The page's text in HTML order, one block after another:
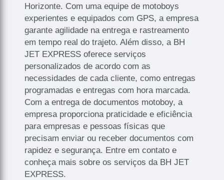
Horizonte. Com uma equipe de motoboys
experientes e equipados com GPS, a empresa
garante agilidade na entrega e rastreamento
em tempo real do trajeto. Além disso, a BH
JET EXPRESS oferece serviços
personalizados de acordo com as
necessidades de cada cliente, como entregas
programadas e entregas com hora marcada.
Com a entrega de documentos motoboy, a
empresa proporciona praticidade e eficiência
para empresas e pessoas físicas que
precisam enviar ou receber documentos com
rapidez e segurança. Entre em contato e
conheça mais sobre os serviços da BH JET
EXPRESS.